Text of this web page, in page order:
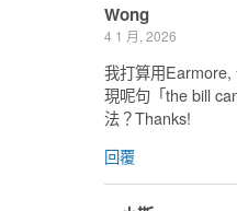
Wong
4 1 月, 2026
我打算用Earmore,
現呢句「the bill
法？Thanks!
回覆